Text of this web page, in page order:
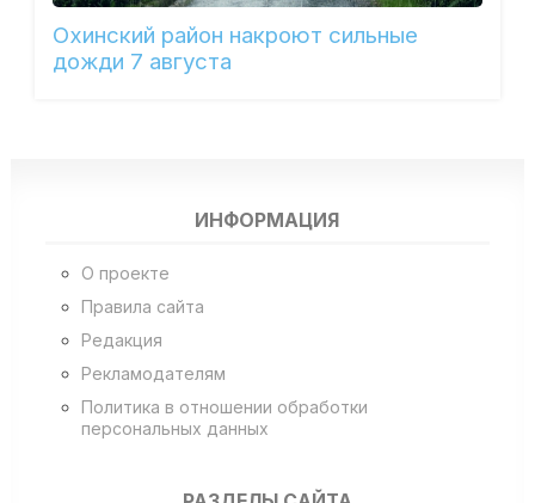
Охинский район накроют сильные
дожди 7 августа
ИНФОРМАЦИЯ
О проекте
Правила сайта
Редакция
Рекламодателям
Политика в отношении обработки
персональных данных